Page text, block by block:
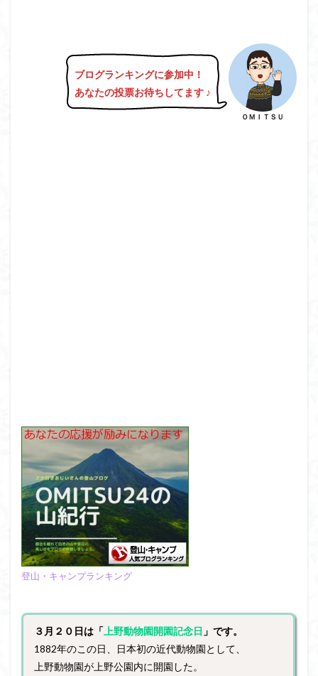
ブログランキングに参加中！
あなたの投票お待ちしてます ♪
ＯＭＩＴＳＵ
登山・キャンプランキング
３月２０日は「 上野動物園開園記念日 」です。
1882年のこの日、日本初の近代動物園として、
上野動物園が上野公園内に開園した。